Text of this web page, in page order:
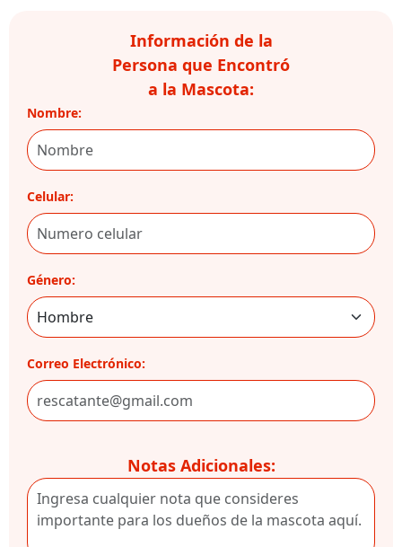
Información de la
Persona que Encontró
a la Mascota:
Nombre:
Celular:
Género:
Correo Electrónico:
Notas Adicionales: